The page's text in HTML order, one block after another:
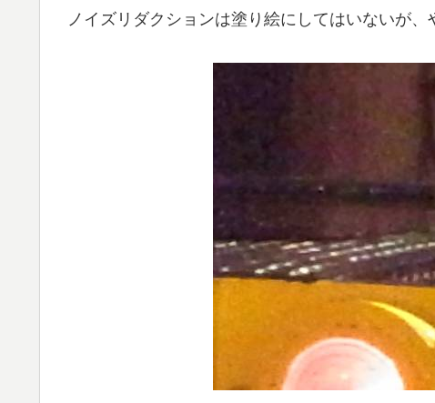
ノイズリダクションは塗り絵にしてはいないが、